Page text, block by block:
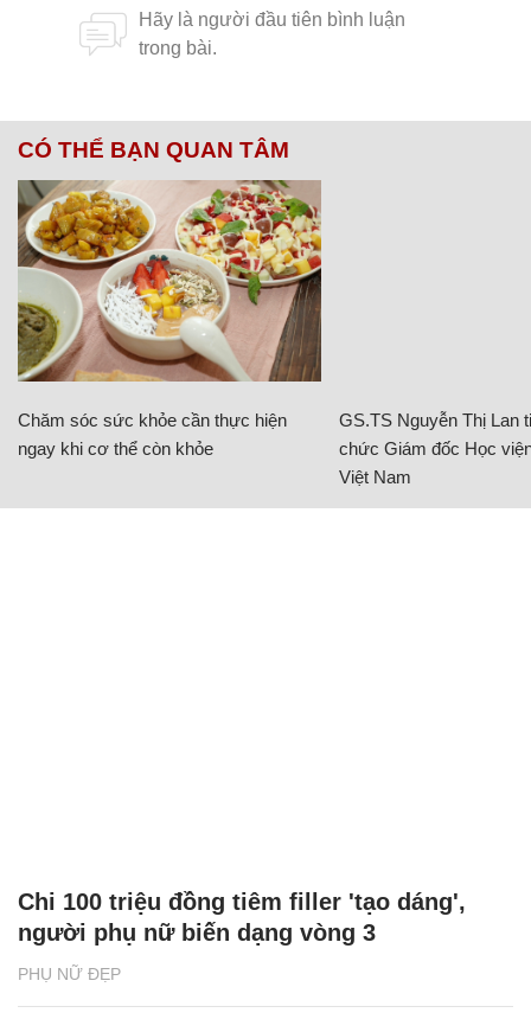
CÓ THỂ BẠN QUAN TÂM
Chăm sóc sức khỏe cần thực hiện
ngay khi cơ thể còn khỏe
GS.TS Nguyễn Thị Lan
chức Giám đốc Học
Việt Nam
PHỤ NỮ ĐẸP
Chi 100 triệu đồng tiêm filler 'tạo dáng',
người phụ nữ biến dạng vòng 3